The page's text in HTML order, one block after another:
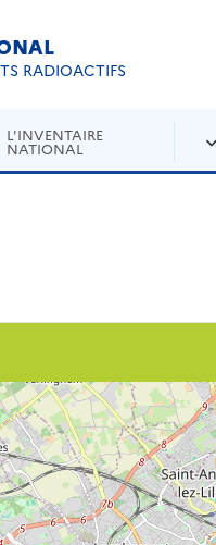
RADIOACTIFS
L'INVENTAIRE
NATIONAL